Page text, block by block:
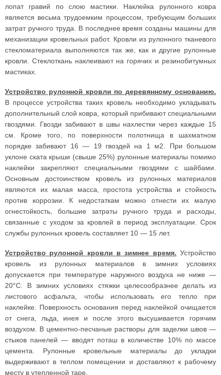
лопат гравий по слою мастики. Наклейка рулонного ковра
является весьма трудоемким процессом, требующим больших
затрат ручного труда. В последнее время созданы машины для
механизации кровельных работ. Кровли из рулонного тканевого
стекломатериала выполняются так же, как и другие рулонные
кровли. Стеклоткань наклеивают на горячих и резинобитумных
мастиках.
Устройство рулонной кровли по деревянному основанию.
В процессе устройства таких кровель необходимо укладывать
дополнительный слой ковра, который прибивают специальными
гвоздями. Гвозди забивают в швы нахлестки через каждые 15
см. Кроме того, по поверхности полотнища в шахматном
порядке забивают 16 — 19 гвоздей на 1 м2. При большом
уклоне ската крыши (свыше 25%) рулонные материалы помимо
наклейки закрепляют специальными гвоздями с шайбами.
Основным достоинством кровель из рулонных материалов
являются их малая масса, простота устройства и стойкость
против коррозии. К недостаткам можно отнести их малую
огнестойкость, большие затраты ручного труда и расходы,
связанные с уходом за кровлей в период эксплуатации. Срок
службы рулонных кровель составляет 10 — 15 лет.
Устройство рулонной кровли в зимнее время. Устройство
кровель из рулонных материалов в зимних условиях
допускается при температуре наружного воздуха не ниже —
20°С. В зимних условиях стяжки целесообразнее делать из
листового асфальта, чтобы использовать его тепло при
наклейке. Поверхность основания перед наклейкой очищается
от снега, льда, инея и после этого высушивается горячим
воздухом. В цементно-песчаные растворы для заделки швов —
стыков панелей — вводят поташ в количестве 10% по массе
цемента. Рулонные кровельные материалы до укладки
выдерживают в теплом помещении и доставляют к рабочему
месту в утепленной таре.